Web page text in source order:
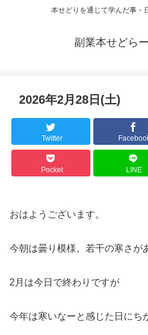
本せどりを通じて学んだ事・
副業本せどら
2026年2月28日(土)
Twitter
Pocket LINE
おはようございます。
今朝は曇り模様。若干の寒さが
2月は今日で終わりですが
今年は寒いなーと感じた日にち